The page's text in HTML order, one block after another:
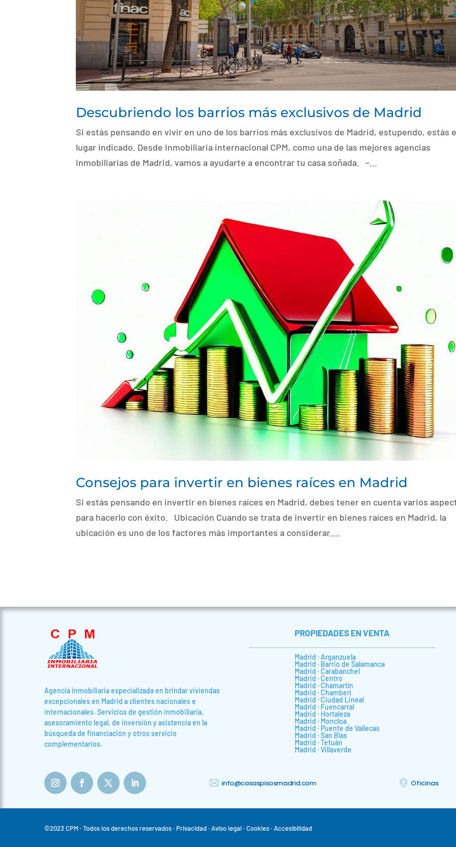
Descubriendo los barrios más exclusivos de Madrid
Si estás pensando en vivir en uno de los barrios más exclusivos de Madrid, estupendo, estás
lugar indicado. Desde Inmobiliaria internacional CPM, como una de las mejores agencias
inmobiliarias de Madrid, vamos a ayudarte a encontrar tu casa soñada. –...
Consejos para invertir en bienes raíces en Madrid
Si estás pensando en invertir en bienes raíces en Madrid, debes tener en cuenta varios
para hacerlo con éxito. Ubicación Cuando se trata de invertir en bienes raíces en Madrid, la
ubicación es uno de los factores más importantes a considerar....
Agencia inmobiliaria especializada en brindar viviendas
excepcionales en Madrid a clientes nacionales e
internacionales. Servicios de gestión inmobiliaria,
asesoramiento legal, de inversión y asistencia en la
búsqueda de financiación y otros servicio
complementarios.
PROPIEDADES EN VENTA
Madrid · Arganzuela
Madrid · Barrio de Salamanca
Madrid · Carabanchel
Madrid · Centro
Madrid · Chamartín
Madrid · Chamberí
Madrid · Ciudad Lineal
Madrid · Fuencarral
Madrid · Hortaleza
Madrid · Moncloa
Madrid · Puente de Vallecas
Madrid · San Blas
Madrid · Tetuán
Madrid · Villaverde
info@casaspisosmadrid.com Oficinas
©2023 CPM · Todos los derechos reservados · Privacidad· Aviso legal ·Cookies· Accesibilidad